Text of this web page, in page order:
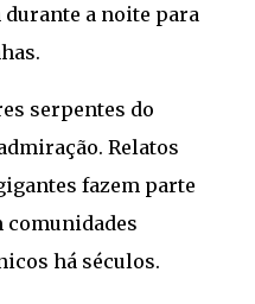
a noite para
serpentes do
Relatos
fazem parte
comunidades
há séculos.